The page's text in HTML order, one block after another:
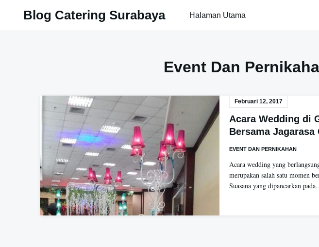
Blog Catering Surabaya Halaman Utama
Event Dan
Februari 12, 2017
Acara Wedding di
Bersama Jagarasa
EVENT DAN PERNIKAHAN
Acara wedding yang
merupakan salah satu momen
Suasana yang dipancarkan